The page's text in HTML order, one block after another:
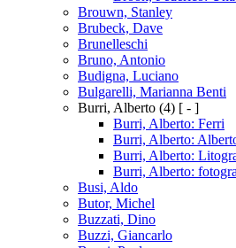
Brouwn, Stanley
Brubeck, Dave
Brunelleschi
Bruno, Antonio
Budigna, Luciano
Bulgarelli, Marianna Benti
Burri, Alberto (4) [ - ]
Burri, Alberto: Ferri
Burri, Alberto:
Burri, Alberto:
Burri, Alberto:
Busi, Aldo
Butor, Michel
Buzzati, Dino
Buzzi, Giancarlo